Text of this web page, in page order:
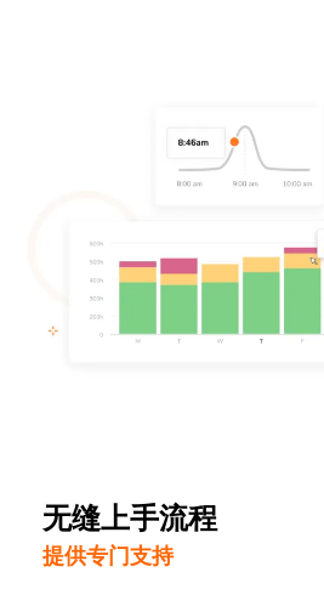
无缝上手流程
提供专门支持